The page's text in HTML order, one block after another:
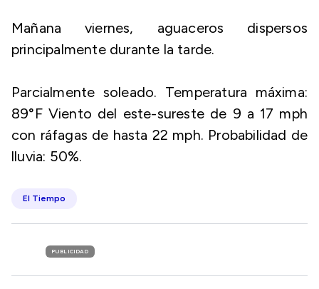
Mañana viernes, aguaceros dispersos
principalmente durante la tarde.
Parcialmente soleado. Temperatura máxima:
89°F Viento del este-sureste de 9 a 17 mph
con ráfagas de hasta 22 mph. Probabilidad de
lluvia: 50%.
El Tiempo
PUBLICIDAD